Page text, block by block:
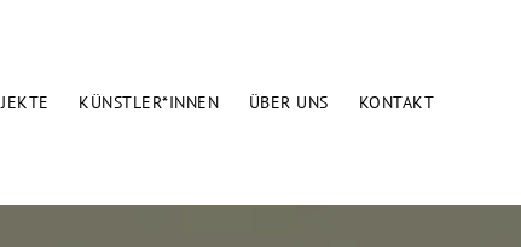
KÜNSTLER*INNEN ÜBER UNS KONTAKT